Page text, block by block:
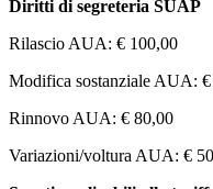
Diritti di segreteria SUAP
Rilascio AUA: € 100,00
Modifica sostanziale AUA:
Rinnovo AUA: € 80,00
Variazioni/voltura AUA: €